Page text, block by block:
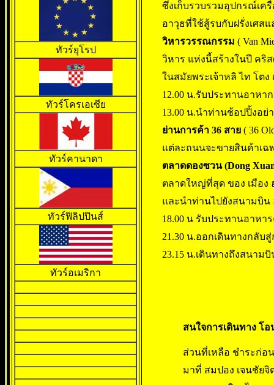
ทัวร์ยุโรป
ทัวร์โครเอเซีย
ทัวร์คานาดา
ทัวร์ฟิลิปปินส์
ทัวร์อเมริกา
ซึ่งเก็บรวบรวมอุปกรณ์เค
อาวุธที่ใช้สู้รบกับฝรั่งเศส
วิหารวรรณกรรม ( Van
วิหาร แห่งนี้สร้างในปี คริส
ในสมัยพระเจ้าหลิ ไท โต
12.00 น.รับประทานอาหา
13.00 น.นำท่านช้อปปิ้งอย่
ย่านการค้า 36 สาย ( 36
แต่ละถนนจะขายสินค้าเฉ
ตลาดดองซวน (Dong
ตลาดใหญ่ที่สุด ของ เมือง
และนำท่านไปยังสนามบิน
18.00 น รับประทานอาหา
21.30 น.ออกเดินทางกลับ
23.15 น.เดินทางถึงสนาม
สนใจการเดินทาง โ
ส่วนที่เหลือ ชำระก่อ
มาที่ สมปอง เจนชัย